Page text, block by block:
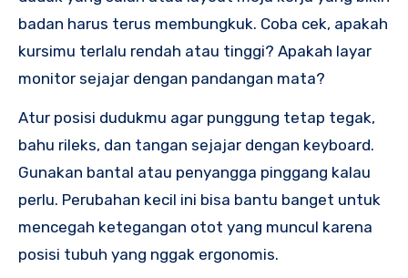
badan harus terus membungkuk. Coba cek, apakah
kursimu terlalu rendah atau tinggi? Apakah layar
monitor sejajar dengan pandangan mata?
Atur posisi dudukmu agar punggung tetap tegak,
bahu rileks, dan tangan sejajar dengan keyboard.
Gunakan bantal atau penyangga pinggang kalau
perlu. Perubahan kecil ini bisa bantu banget untuk
mencegah ketegangan otot yang muncul karena
posisi tubuh yang nggak ergonomis.